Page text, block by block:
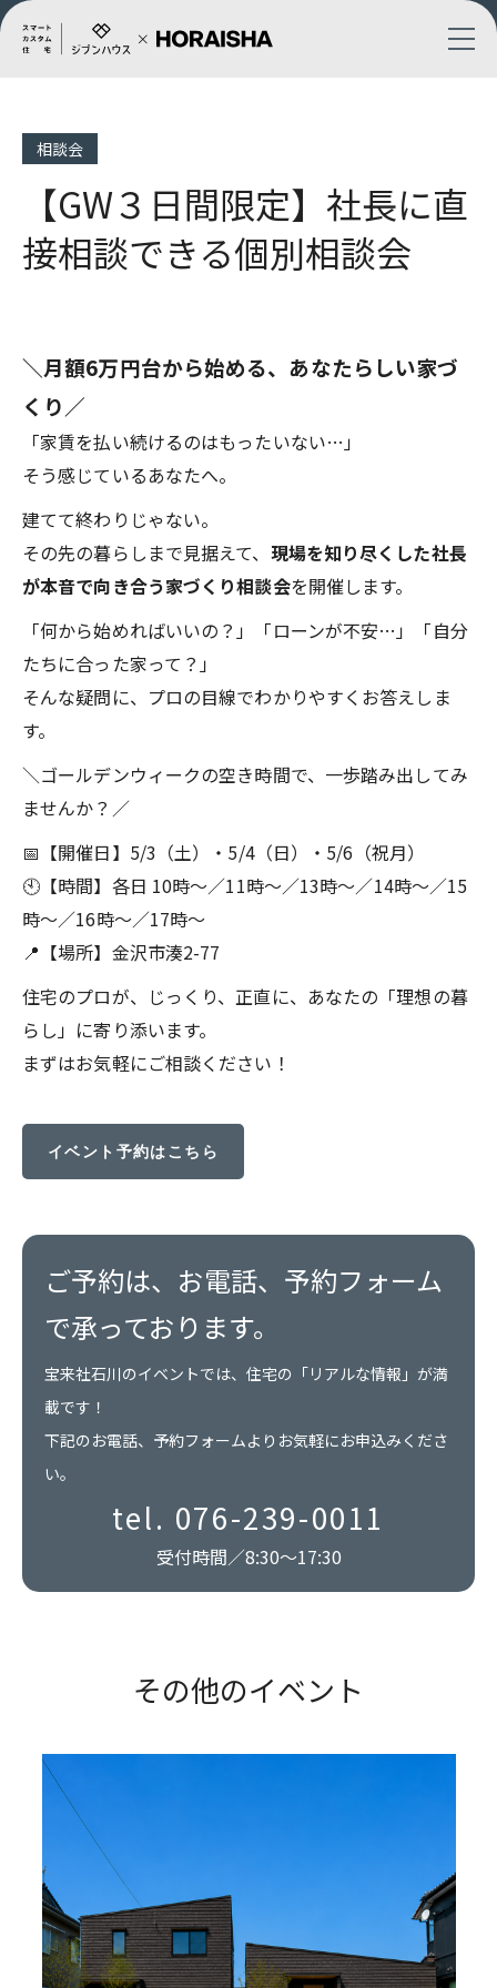
相談会
【GW３日間限定】社長に直
接相談できる個別相談会
＼月額6万円台から始める、あなたらしい家づ
くり／
「家賃を払い続けるのはもったいない…」
そう感じているあなたへ。
建てて終わりじゃない。
その先の暮らしまで見据えて、 現場を知り尽くした社長
が本音で向き合う家づくり相談会を開催します。
「何から始めればいいの？」「ローンが不安…」「自分
たちに合った家って？」
そんな疑問に、プロの目線でわかりやすくお答えしま
す。
＼ゴールデンウィークの空き時間で、一歩踏み出してみ
ませんか？／
📅【開催日】5/3（土）・5/4（日）・5/6（祝月）
🕙【時間】各日 10時〜／11時〜／13時〜／14時〜／15
時〜／16時〜／17時〜
📍【場所】金沢市湊2-77
住宅のプロが、じっくり、正直に、あなたの「理想の暮
らし」に寄り添います。
まずはお気軽にご相談ください！
イベント予約はこちら
ご予約は、お電話、予約フォーム
で承っております。
宝来社石川のイベントでは、住宅の「リアルな情報」が満
載です！
下記のお電話、予約フォームよりお気軽にお申込みくださ
い。
tel. 076-239-0011
受付時間／8:30〜17:30
その他のイベント